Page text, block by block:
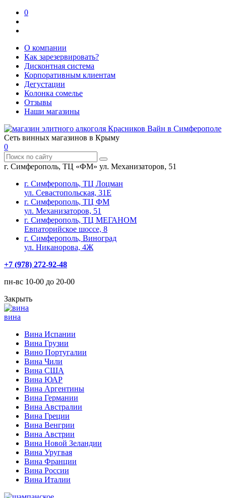
0
О компании
Как зарезервировать?
Дисконтная система
Корпоративным клиентам
Дегустации
Колонка сомелье
Отзывы
Наши магазины
Сеть винных магазинов в Крыму
0
г. Симферополь, ТЦ «ФМ» ул. Механизаторов, 51
г. Симферополь, ТЦ Лоцман
ул. Севастопольская, 31Е
г. Симферополь, ТЦ ФМ
ул. Механизаторов, 51
г. Симферополь, ТЦ МЕГАНОМ
Евпаторийское шоссе, 8
г. Симферополь, Виноград
ул. Никанорова, 4Ж
+7 (978) 272-92-48
пн-вс 10-00 до 20-00
Закрыть
вина
Вина Испании
Вина Грузии
Вино Португалии
Вина Чили
Вина США
Вина ЮАР
Вина Аргентины
Вина Германии
Вина Австралии
Вина Греции
Вина Венгрии
Вина Австрии
Вина Новой Зеландии
Вина Уругвая
Вина Франции
Вина России
Вина Италии